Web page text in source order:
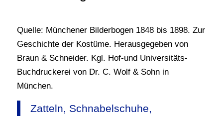
Quelle: Münchener Bilderbogen 1848 bis 1898. Zur
Geschichte der Kostüme. Herausgegeben von
Braun & Schneider. Kgl. Hof-und Universitäts-
Buchdruckerei von Dr. C. Wolf & Sohn in
München.
Zatteln, Schnabelschuhe,